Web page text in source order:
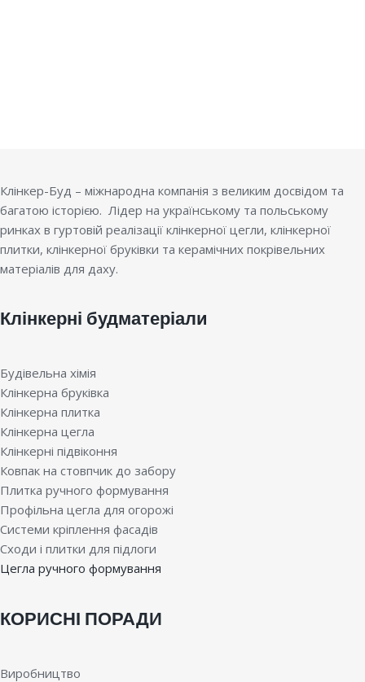
Клінкер-Буд – міжнародна компанія з великим досвідом та
багатою історією. Лідер на українському та польському
ринках в гуртовій реалізації клінкерної цегли, клінкерної
плитки, клінкерної бруківки та керамічних покрівельних
матеріалів для даху.
Клінкерні будматеріали
Будівельна хімія
Клінкерна бруківка
Клінкерна плитка
Клінкерна цегла
Клінкерні підвіконня
Ковпак на стовпчик до забору
Плитка ручного формування
Профільна цегла для огорожі
Системи кріплення фасадів
Сходи і плитки для підлоги
Цегла ручного формування
КОРИСНІ ПОРАДИ
Виробництво